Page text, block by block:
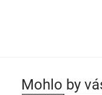
Mohlo by